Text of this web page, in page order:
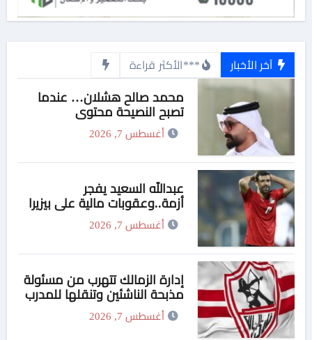
آخر الأخبار ***الأكثر قراءة
محمد صالح هشلان… عندما
تصبح النصيحة محتوى
أغسطس 7, 2026
عبدالله السعيد يفجر
أزمة..وعقوبات مالية علي بيزيرا
وبانزا
أغسطس 7, 2026
إدارة الزمالك تتهرب من مسئولة
مذبحة الناشئين وتنقلها للمدرب
!!
أغسطس 7, 2026